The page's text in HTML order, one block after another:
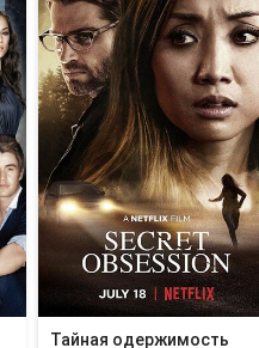
Тайная одержимость